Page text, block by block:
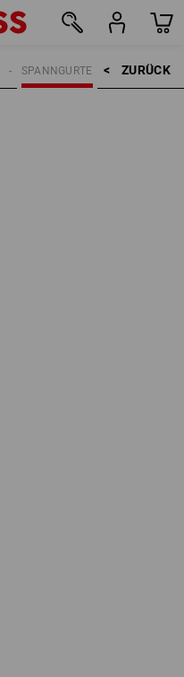
ZURÜCK    >
SPANNGURTE